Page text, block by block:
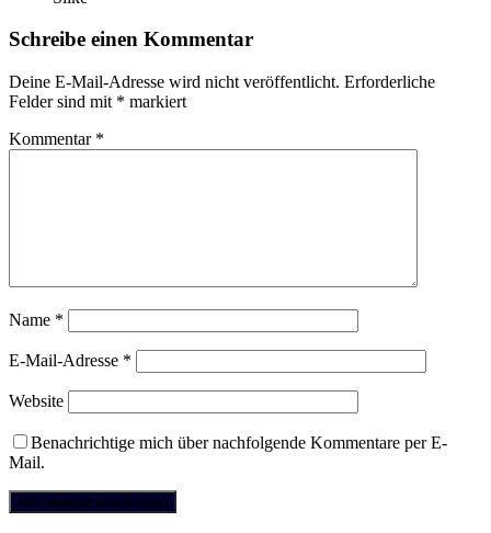
Schreibe einen Kommentar
Deine E-Mail-Adresse wird nicht veröffentlicht. Erforderliche
Felder sind mit * markiert
Kommentar *
Name *
E-Mail-Adresse *
Website
Benachrichtige mich über nachfolgende Kommentare per E-
Mail.